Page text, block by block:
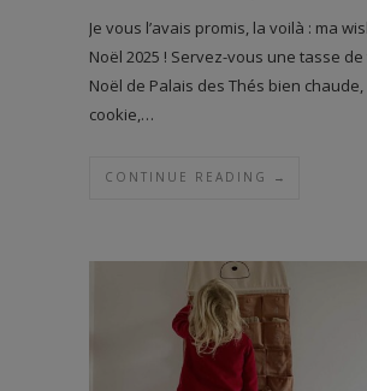
Je vous l’avais promis, la voilà : ma
Noël 2025 ! Servez-vous une tasse
Noël de Palais des Thés bien
cookie,…
CONTINUE READING →